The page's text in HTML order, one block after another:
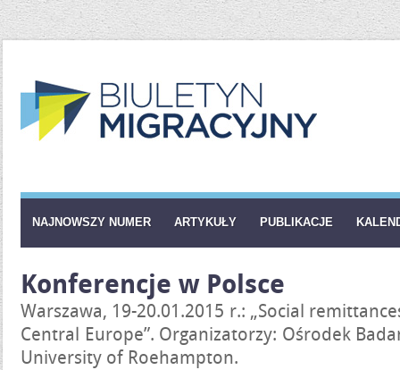
NAJNOWSZY NUMER ARTYKUŁY PUBLIKACJE
Konferencje w Polsce
Warszawa, 19-20.01.2015 r.: „Social
Central Europe”. Organizatorzy: Ośrodek
University of Roehampton.